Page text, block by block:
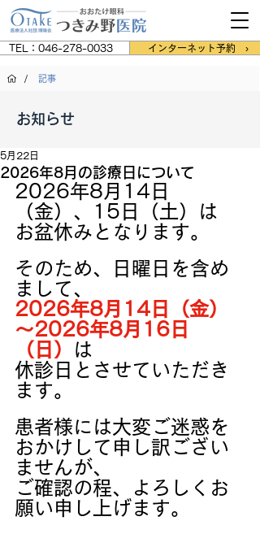
TEL：046-278-0033 インターネット予約 ›
/ 記事
お知らせ
2026年8月の診療日について
5月22日
2026年8月14日
（金）、15日（土）は
お盆休みとなります。
そのため、日曜日を含め
まして、
2026年8月14日（金）
～2026年8月16日
（日）
は
休診日とさせていただき
ます。
患者様には大変ご迷惑を
おかけして申し訳ござい
ませんが、
ご確認の程、よろしくお
願い申し上げます。